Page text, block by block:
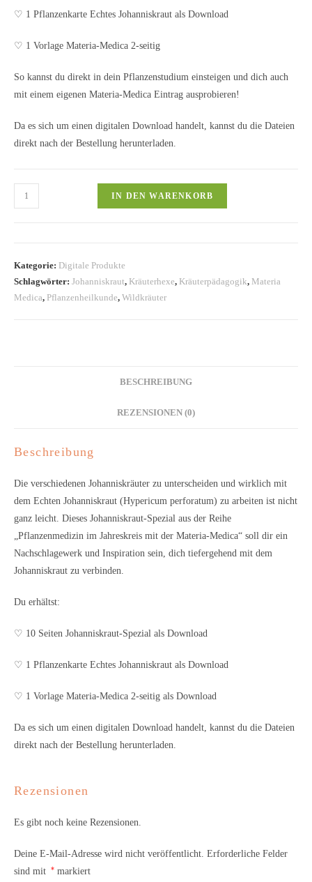
♡ 1 Pflanzenkarte Echtes Johanniskraut als Download
♡ 1 Vorlage Materia-Medica 2-seitig
So kannst du direkt in dein Pflanzenstudium einsteigen und dich auch
mit einem eigenen Materia-Medica Eintrag ausprobieren!
Da es sich um einen digitalen Download handelt, kannst du die Dateien
direkt nach der Bestellung herunterladen.
Johanniskraut-
Spezial
in
der
Materia
IN DEN WARENKORB
Kategorie: Digitale Produkte
Schlagwörter: Johanniskraut, Kräuterhexe, Kräuterpädagogik, Materia
Medica, Pflanzenheilkunde, Wildkräuter
BESCHREIBUNG
REZENSIONEN (0)
Beschreibung
Die verschiedenen Johanniskräuter zu unterscheiden und wirklich mit
dem Echten Johanniskraut (Hypericum perforatum) zu arbeiten ist nicht
ganz leicht. Dieses Johanniskraut-Spezial aus der Reihe
„Pflanzenmedizin im Jahreskreis mit der Materia-Medica“ soll dir ein
Nachschlagewerk und Inspiration sein, dich tiefergehend mit dem
Johanniskraut zu verbinden.
Du erhältst:
♡ 10 Seiten Johanniskraut-Spezial als Download
♡ 1 Pflanzenkarte Echtes Johanniskraut als Download
♡ 1 Vorlage Materia-Medica 2-seitig als Download
Da es sich um einen digitalen Download handelt, kannst du die Dateien
direkt nach der Bestellung herunterladen.
Rezensionen
Es gibt noch keine Rezensionen.
Deine E-Mail-Adresse wird nicht veröffentlicht. Erforderliche Felder
sind mit
* markiert